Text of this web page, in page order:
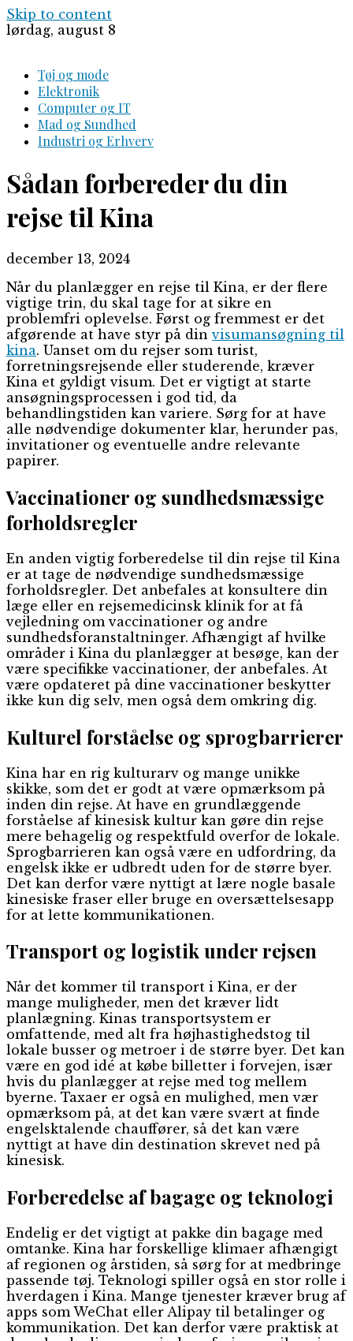
Skip to content
lørdag, august 8
Tøj og mode
Elektronik
Computer og IT
Mad og Sundhed
Industri og Erhverv
Sådan forbereder du din
rejse til Kina
december 13, 2024
Når du planlægger en rejse til Kina, er der flere
vigtige trin, du skal tage for at sikre en
problemfri oplevelse. Først og fremmest er det
afgørende at have styr på dinvisumansøgning til
kina. Uanset om du rejser som turist,
forretningsrejsende eller studerende, kræver
Kina et gyldigt visum. Det er vigtigt at starte
ansøgningsprocessen i god tid, da
behandlingstiden kan variere. Sørg for at have
alle nødvendige dokumenter klar, herunder pas,
invitationer og eventuelle andre relevante
papirer.
Vaccinationer og sundhedsmæssige
forholdsregler
En anden vigtig forberedelse til din rejse til Kina
er at tage de nødvendige sundhedsmæssige
forholdsregler. Det anbefales at konsultere din
læge eller en rejsemedicinsk klinik for at få
vejledning om vaccinationer og andre
sundhedsforanstaltninger. Afhængigt af hvilke
områder i Kina du planlægger at besøge, kan der
være specifikke vaccinationer, der anbefales. At
være opdateret på dine vaccinationer beskytter
ikke kun dig selv, men også dem omkring dig.
Kulturel forståelse og sprogbarrierer
Kina har en rig kulturarv og mange unikke
skikke, som det er godt at være opmærksom på
inden din rejse. At have en grundlæggende
forståelse af kinesisk kultur kan gøre din rejse
mere behagelig og respektfuld overfor de lokale.
Sprogbarrieren kan også være en udfordring, da
engelsk ikke er udbredt uden for de større byer.
Det kan derfor være nyttigt at lære nogle basale
kinesiske fraser eller bruge en oversættelsesapp
for at lette kommunikationen.
Transport og logistik under rejsen
Når det kommer til transport i Kina, er der
mange muligheder, men det kræver lidt
planlægning. Kinas transportsystem er
omfattende, med alt fra højhastighedstog til
lokale busser og metroer i de større byer. Det kan
være en god idé at købe billetter i forvejen, især
hvis du planlægger at rejse med tog mellem
byerne. Taxaer er også en mulighed, men vær
opmærksom på, at det kan være svært at finde
engelsktalende chauffører, så det kan være
nyttigt at have din destination skrevet ned på
kinesisk.
Forberedelse af bagage og teknologi
Endelig er det vigtigt at pakke din bagage med
omtanke. Kina har forskellige klimaer afhængigt
af regionen og årstiden, så sørg for at medbringe
passende tøj. Teknologi spiller også en stor rolle i
hverdagen i Kina. Mange tjenester kræver brug af
apps som WeChat eller Alipay til betalinger og
kommunikation. Det kan derfor være praktisk at